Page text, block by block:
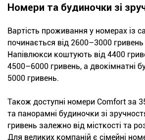
Номери та будиночки зі
Вартість проживання у номерах із
починається від 2600–3000
Напівлюкси коштують від 4400
4500–6000 гривень, а двокімнатні
5000 гривень.
Також доступні номери Comfort за
та панорамні будиночки зі
гривень залежно від місткості та
Для великих компаній є сімейні